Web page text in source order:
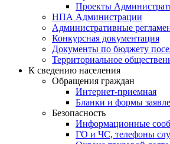
Проекты
НПА Администрации
Административные
Конкурсная документация
Документы по бюджету
Территориальное
К сведению населения
Обращения граждан
Интернет-приемная
Бланки и формы
Безопасность
Информационные
ГО и ЧС, телефоны